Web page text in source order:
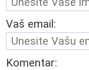
Vaš email:
Komentar: